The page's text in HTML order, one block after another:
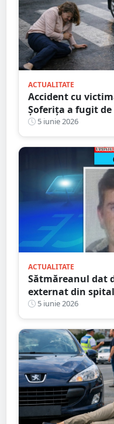
ACTUALITATE
Accident cu
Șoferița a fugit
fost identificată
5 iunie 2026
ACTUALITATE
Sătmăreanul dat
externat din
Ungaria
5 iunie 2026